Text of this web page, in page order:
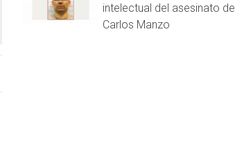
intelectual del asesinato de
Carlos Manzo